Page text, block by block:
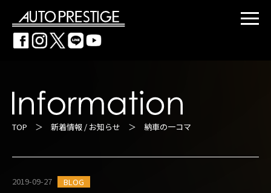
TOP ＞ 新着情報 / お知らせ ＞ 納車の一コマ
2019-09-27 BLOG